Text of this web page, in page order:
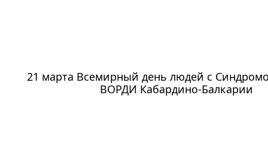
21 марта Всемирный день людей с
ВОРДИ Кабардино-Балкарии